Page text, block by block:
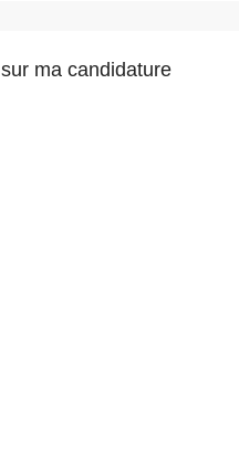
ma candidature